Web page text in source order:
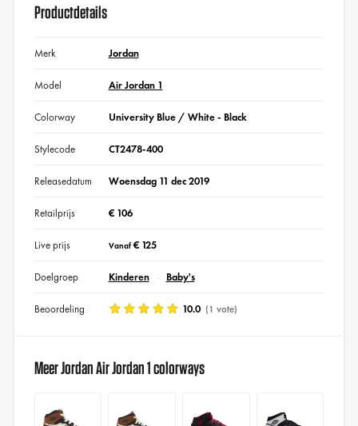
Productdetails
Merk Jordan
Model Air Jordan 1
Colorway University Blue / White - Black
Stylecode CT2478-400
Releasedatum Woensdag 11 dec 2019
Retailprijs € 106
Live prijs Vanaf€ 125
Doelgroep Kinderen Baby's
Beoordeling 10.0 (1 vote)
Meer Jordan Air Jordan 1 colorways